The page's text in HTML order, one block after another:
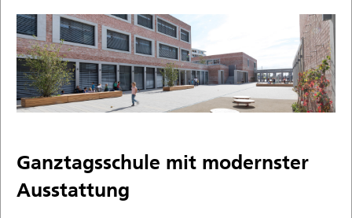
Ganztagsschule mit modernster
Ausstattung